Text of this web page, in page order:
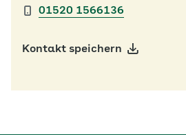
01520 1566136
Kontakt speichern